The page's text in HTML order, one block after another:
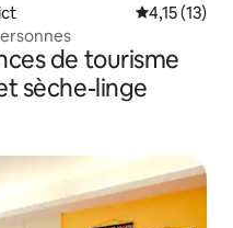
Évaluation
4,15 (13)
de tourisme
sèche-linge